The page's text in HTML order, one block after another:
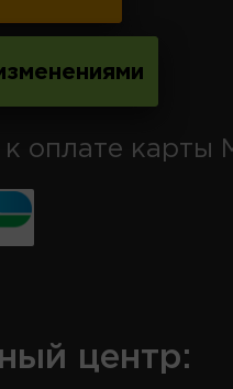
к оплате карты
центр: